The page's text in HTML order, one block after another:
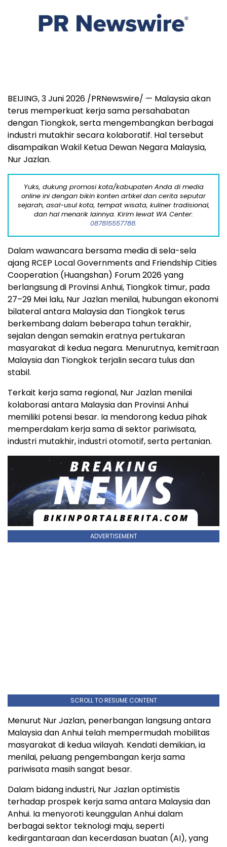
BEIJING, 3 Juni 2026 /PRNewswire/ — Malaysia akan
terus memperkuat kerja sama persahabatan
dengan Tiongkok, serta mengembangkan berbagai
industri mutakhir secara kolaboratif. Hal tersebut
disampaikan Wakil Ketua Dewan Negara Malaysia,
Nur Jazlan.
Yuks, dukung promosi kota/kabupaten Anda di media
online ini dengan bikin konten artikel dan cerita seputar
sejarah, asal-usul kota, tempat wisata, kuliner tradisional,
dan hal menarik lainnya. Kirim lewat WA Center:
087815557788.
Dalam wawancara bersama media di sela-sela
ajang RCEP Local Governments and Friendship Cities
Cooperation (Huangshan) Forum 2026 yang
berlangsung di Provinsi Anhui, Tiongkok timur, pada
27–29 Mei lalu, Nur Jazlan menilai, hubungan ekonomi
bilateral antara Malaysia dan Tiongkok terus
berkembang dalam beberapa tahun terakhir,
sejalan dengan semakin eratnya pertukaran
masyarakat di kedua negara. Menurutnya, kemitraan
Malaysia dan Tiongkok terjalin secara tulus dan
stabil.
Terkait kerja sama regional, Nur Jazlan menilai
kolaborasi antara Malaysia dan Provinsi Anhui
memiliki potensi besar. Ia mendorong kedua pihak
memperdalam kerja sama di sektor pariwisata,
industri mutakhir, industri otomotif, serta pertanian.
ADVERTISEMENT
SCROLL TO RESUME CONTENT
Menurut Nur Jazlan, penerbangan langsung antara
Malaysia dan Anhui telah mempermudah mobilitas
masyarakat di kedua wilayah. Kendati demikian, ia
menilai, peluang pengembangan kerja sama
pariwisata masih sangat besar.
Dalam bidang industri, Nur Jazlan optimistis
terhadap prospek kerja sama antara Malaysia dan
Anhui. Ia menyoroti keunggulan Anhui dalam
berbagai sektor teknologi maju, seperti
kedirgantaraan dan kecerdasan buatan (AI), yang